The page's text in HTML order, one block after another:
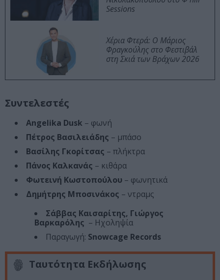
Sessions
Χέρια Φτερά: Ο Μάριος
Φραγκούλης στο Φεστιβάλ
στη Σκιά των Βράχων 2026
Συντελεστές
Angelika Dusk – φωνή
Πέτρος Βασιλειάδης – μπάσο
Βασίλης Γκορίτσας – πλήκτρα
Πάνος Καλκανάς – κιθάρα
Φωτεινή Κωστοπούλου – φωνητικά
Δημήτρης Μποσινάκος – ντραμς
Σάββας Καισαρίτης, Γιώργος
Βαρκαρόλης – Ηχοληψία
Παραγωγή: Snowcage Records
Ταυτότητα Εκδήλωσης